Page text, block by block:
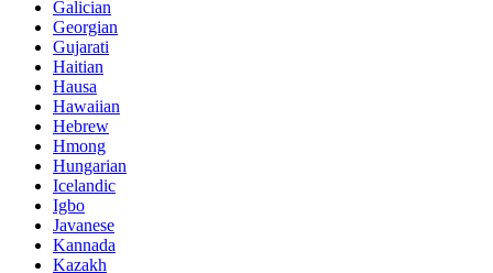
Galician
Georgian
Gujarati
Haitian
Hausa
Hawaiian
Hebrew
Hmong
Hungarian
Icelandic
Igbo
Javanese
Kannada
Kazakh